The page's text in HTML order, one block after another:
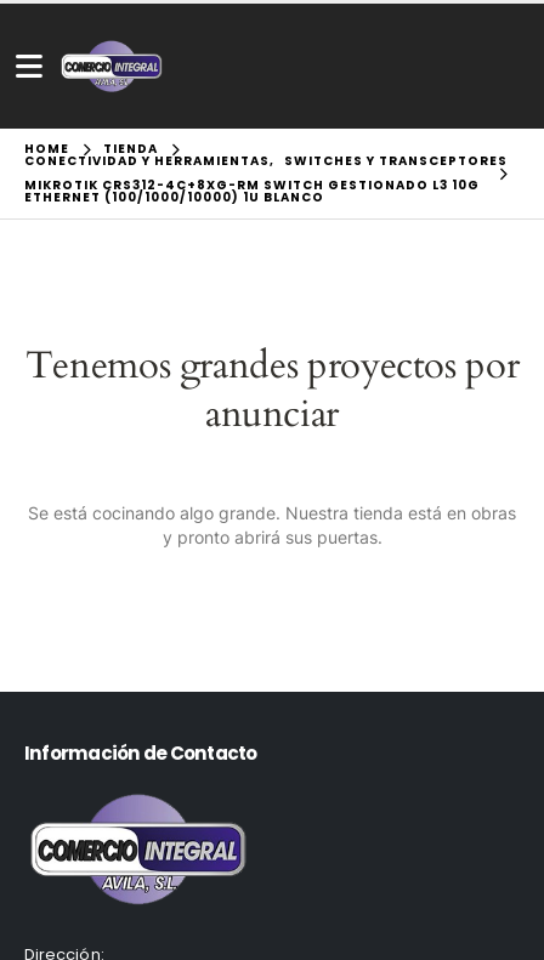
HOME TIENDA
CONECTIVIDAD Y HERRAMIENTAS,
SWITCHES Y TRANSCEPTORES
MIKROTIK CRS312-4C+8XG-RM SWITCH GESTIONADO L3 10G
ETHERNET (100/1000/10000) 1U BLANCO
Tenemos grandes proyectos por
anunciar
Se está cocinando algo grande. Nuestra tienda está en obras
y pronto abrirá sus puertas.
Información de Contacto
Dirección: